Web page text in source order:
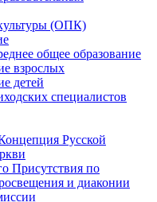
(ОПК)
общее образование
взрослых
детей
специалистов
Русской
Присутствия по
и диаконии